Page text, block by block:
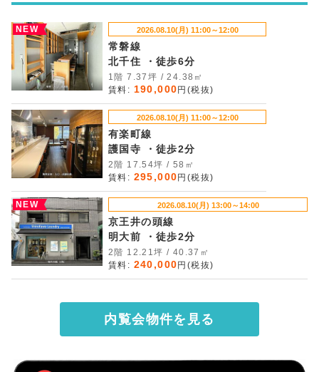
NEW 2026.08.10(月) 11:00～12:00
常磐線
北千住 ・徒歩6分
1階 7.37坪 / 24.38㎡
賃料: 190,000 円(税抜)
2026.08.10(月) 11:00～12:00
有楽町線
護国寺 ・徒歩2分
2階 17.54坪 / 58㎡
賃料: 295,000 円(税抜)
NEW 2026.08.10(月) 13:00～14:00
京王井の頭線
明大前 ・徒歩2分
2階 12.21坪 / 40.37㎡
賃料: 240,000 円(税抜)
内覧会物件を見る